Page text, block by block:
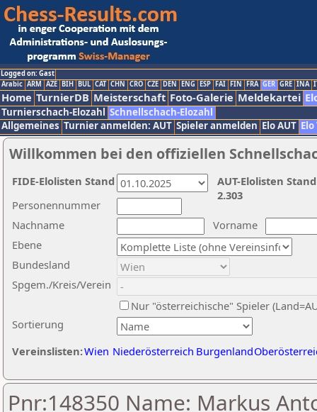
Logged on: Gast
Arabic ARM AZE BIH BUL CAT CHN CRO CZE DEN ENG ESP FAI FIN FRA GER GRE INA
Home TurnierDB Meisterschaft Foto-Galerie Meldekartei
Turnierschach-Elozahl Schnellschach-Elozahl
Allgemeines Turnier anmelden: AUT Spieler anmelden Elo AUT
Willkommen bei den offiziellen
Nachname
Vorname
Ebene
Sortierung
Personennummer
Bundesland
Spgem./Kreis/Verein
Nur "österreichische" Spieler
Vereinslisten:Wien Niederösterreich Burgenland
AUT-Elolisten
2.303
FIDE-Elolisten Stand
Pnr:148350 Name: Markus